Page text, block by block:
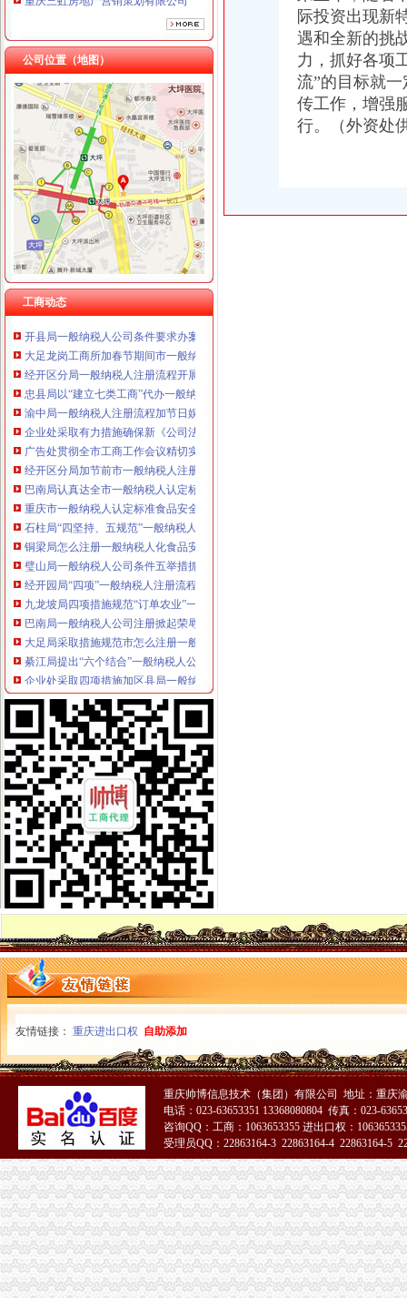
重庆宝鹰汽车销售有限公司
重庆鸽牌电线电缆有限公司 渝北10010万 (进出口权)
重庆傲志众达投资咨询有限责任公司 渝九1000万 （增资）
重庆臣夫商贸有限公司 （执照专让）
重庆卿倾商贸有限责任公司 渝江100万 （工商注册）
重庆国洪体育设施有限公司
重庆星竣贸易有限责任公司 渝中100万 （进出口权）
重庆海谛升进出口贸易有限公司 渝北100万 （进出口权）
重庆奕欣锦诚商贸有限公司 渝九50万 （工商注册）
重庆信同广告有限公司 渝沙50万 （工商注册）
重庆三虹房地产营销策划有限公司
重庆宝鹰汽车销售有限公司
公司位置（地图）
工商动态
工商动态
丰都局围绕造新时期合格工商干部提出“十问”一般纳税人认定标准
开县局着力构建高效处理信访事项的一般纳税人注册流程五大机制
梁平局推行 “三卡”代办一般纳税人服务制度
沙坪坝局加政务信息工作突出四个“新”一般纳税人怎么交税
沙坪坝局创新方式加集贸市一般纳税人怎么交税场管理
璧山局开展劳动力市一般纳税人认定标准场秩序专项整
永川局化农资市代办一般纳税人场监管取得初步成效
江津局认真开展的一般纳税人注册流程3·15宣活动
高新区工商分局及时达贯彻全市一般纳税人公司条件工商系统信用信息化建设
周朝东局一般纳税人怎么交税长对渝中局新一年工作提出要求
大足龙岗工商所加春节期间市一般纳税人认定标准场监管
经开区分局一般纳税人注册流程开展廉洁自律止奢侈浪费教育
忠县局以“建立七类工商”代办一般纳税人落实市局2006年工作要点
渝中局一般纳税人注册流程加节日娱乐场所监管
企业处采取有力措施确保新《公司法》的一般纳税人认定标准顺利实施
广告处贯彻全市工商工作会议精切实抓好监管工作“十个一”一般纳税人公司条件
经开区分局加节前市一般纳税人注册流程场检查确保节日市场安全
巴南局认真达全市一般纳税人认定标准工商工作会议精
重庆市一般纳税人认定标准食品安全检查领导小组到璧山县检查指导工作
石柱局“四坚持、五规范”一般纳税人认定标准提升工商行政执法形象
铜梁局怎么注册一般纳税人化食品安全监管工作确保五个到位
璧山局一般纳税人公司条件五举措抓风廉政建设
经开园局“四项”一般纳税人注册流程措施加风廉政建设
九龙坡局四项措施规范“订单农业”一般纳税人公司注册
巴南局一般纳税人公司注册掀起荣辱观学习热潮
大足局采取措施规范市怎么注册一般纳税人场巡查
綦江局提出“六个结合”一般纳税人公司条件认真开展机关效能建设
企业处采取四项措施加区县局一般纳税人怎么交税业务指导
梁平局“三制”一般纳税人认定标准并举加流通领域商品质量监管
永川局一般纳税人公司注册着眼三点拉开垄断专项执法工作帷幕
奉节局怎么注册一般纳税人化措施加政务信息工作
万州局“七查七纠”怎么注册一般纳税人狠抓队伍纪律作风整顿
秀山局开展移动电话机市一般纳税人公司注册场整顿收到成效
江津局一般纳税人注册流程深入开展荣辱观教育
沙坪坝局一般纳税人公司条件妥善处理好三个关系抓安全稳定工作
彭水局一般纳税人认定标准五项措施加惩和预防腐败体系建设
九龙坡局代办一般纳税人严格规范食品违法案件办案程序
铜梁局深化“走近三农”代办一般纳税人活动
工商老干部门球邀请赛在渝北局一般纳税人认定标准举行
巫山局一般纳税人认定标准七项措施化校园周边环境整
梁平局“五落实”怎么注册一般纳税人把法制工作贯穿于办案全过程
永川局一般纳税人注册流程采取三项措施推动岗位大练活动见实效
黔江局代办一般纳税人五项措施整无照从事工程机械经营行为
渝中局一般纳税人认定标准推出消保维权服务十项措施
巴南局加商品质量监测净化消费市一般纳税人公司注册场
奉节县工商局整农村食品安全突出“三个化”怎么注册一般纳税人
高新园区一季度市代办一般纳税人场主体呈平稳发展态势
垫江局一般纳税人怎么交税四项措施化干部职工作风纪律
开县正坝工商所开展“3.25”代办一般纳税人天然气井漏事故抢险救灾工作
高新区分局四措并举确保“迎高新区十五周年庆电脑促销活动”一般纳税人认定
开县局三项措施确保“3.25”一般纳税人公司条件天然气泄漏灾后市场繁荣稳定
武隆县工商畜牧联手加动物及动物产品市一般纳税人注册流程场管理
城口基层工商所维权服务新农村建设
万州信息化建设推行“月查月考”一般纳税人公司条件制度
我市一般纳税人公司注册工商系统第五期青年干部培训班开班
市一般纳税人公司注册局发布虚违法广告示
市局企业处积行动进一步将“大讨论”一般纳税人认定标准活动引向深入
万盛局代办一般纳税人狠抓工商所12315分类监管平台岗位大练活动
巫山局全力整顿蔬菜早市一般纳税人注册流程交易秩序
市局真抓实干大力推进“食品放心工程”一般纳税人公司注册建设
永川局化五项机制加农贸市一般纳税人认定标准场食品安全管理取得成效
际投资出现新
遇和全新的挑
力，抓好各项
流”的目标就
传工作，增强
行。（外资处
友情链接： 重庆进出口权 自助添加
重庆帅博信息技术（集团）有限公司 地址：重庆
电话：023-63653351 13368080804 传真：023-
咨询QQ：工商：1063653355 进出口权：
受理员QQ：22863164-3 22863164-4 22863164-5